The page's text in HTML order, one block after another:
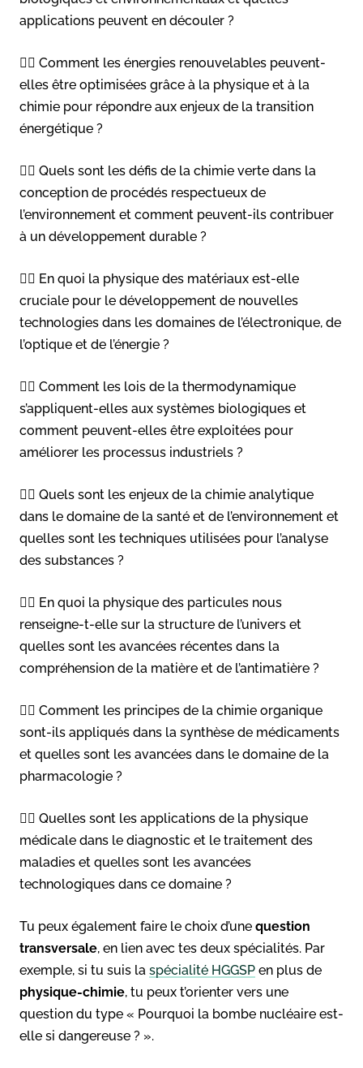
applications peuvent en découler ?
👉🏻 Comment les énergies renouvelables peuvent-
elles être optimisées grâce à la physique et à la
chimie pour répondre aux enjeux de la transition
énergétique ?
👉🏻 Quels sont les défis de la chimie verte dans la
conception de procédés respectueux de
l’environnement et comment peuvent-ils contribuer
à un développement durable ?
👉🏻 En quoi la physique des matériaux est-elle
cruciale pour le développement de nouvelles
technologies dans les domaines de l’électronique, de
l’optique et de l’énergie ?
👉🏻 Comment les lois de la thermodynamique
s’appliquent-elles aux systèmes biologiques et
comment peuvent-elles être exploitées pour
améliorer les processus industriels ?
👉🏻 Quels sont les enjeux de la chimie analytique
dans le domaine de la santé et de l’environnement et
quelles sont les techniques utilisées pour l’analyse
des substances ?
👉🏻 En quoi la physique des particules nous
renseigne-t-elle sur la structure de l’univers et
quelles sont les avancées récentes dans la
compréhension de la matière et de l’antimatière ?
👉🏻 Comment les principes de la chimie organique
sont-ils appliqués dans la synthèse de médicaments
et quelles sont les avancées dans le domaine de la
pharmacologie ?
👉🏻 Quelles sont les applications de la physique
médicale dans le diagnostic et le traitement des
maladies et quelles sont les avancées
technologiques dans ce domaine ?
Tu peux également faire le choix d’une question
transversale, en lien avec tes deux spécialités. Par
exemple, si tu suis la spécialité HGGSP en plus de
physique-chimie, tu peux t’orienter vers une
question du type « Pourquoi la bombe nucléaire est-
elle si dangereuse ? ».